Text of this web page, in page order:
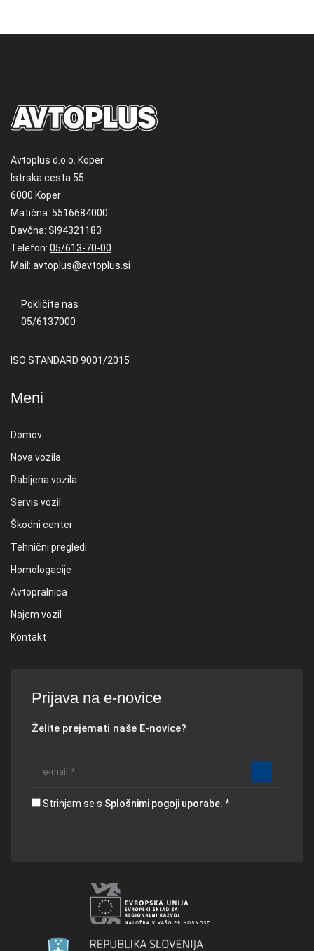
Avtoplus d.o.o. Koper
Istrska cesta 55
6000 Koper
Matična: 5516684000
Davčna: SI94321183
Telefon: 05/613-70-00
Mail: avtoplus@avtoplus.si
Pokličite nas
05/6137000
ISO STANDARD 9001/2015
Meni
Domov
Nova vozila
Rabljena vozila
Servis vozil
Škodni center
Tehnični pregledi
Homologacije
Avtopralnica
Najem vozil
Kontakt
Prijava na e-novice
Želite prejemati naše E-novice?
Strinjam se s Splošnimi pogoji uporabe.